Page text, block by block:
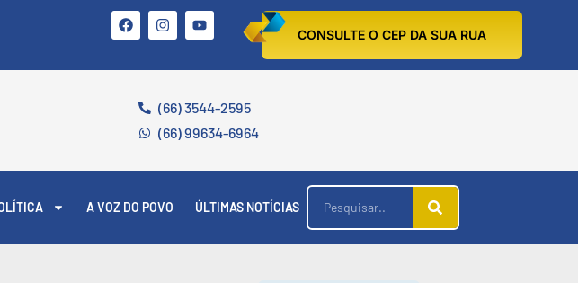
CONSULTE O CEP DA SUA RUA
(66) 3544-2595
(66) 99634-6964
A VOZ DO POVO ÚLTIMAS NOTÍCIAS